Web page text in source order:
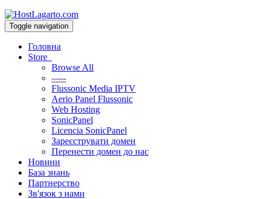
Toggle navigation
Головна
Store
Browse All
-----
Flussonic Media IPTV
Aerio Panel Flussonic
Web Hosting
SonicPanel
Licencia SonicPanel
Зареєструвати домен
Перенести домен до нас
Новини
База знань
Партнерство
Зв'язок з нами